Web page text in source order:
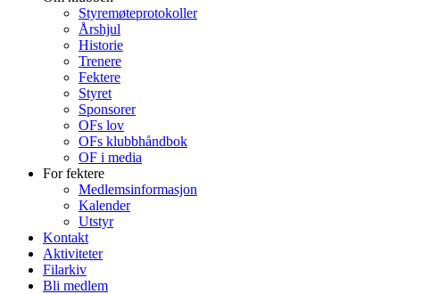
Styremøteprotokoller
Årshjul
Historie
Trenere
Fektere
Styret
Sponsorer
OFs lov
OFs klubbhåndbok
OF i media
For fektere
Medlemsinformasjon
Kalender
Utstyr
Kontakt
Aktiviteter
Filarkiv
Bli medlem